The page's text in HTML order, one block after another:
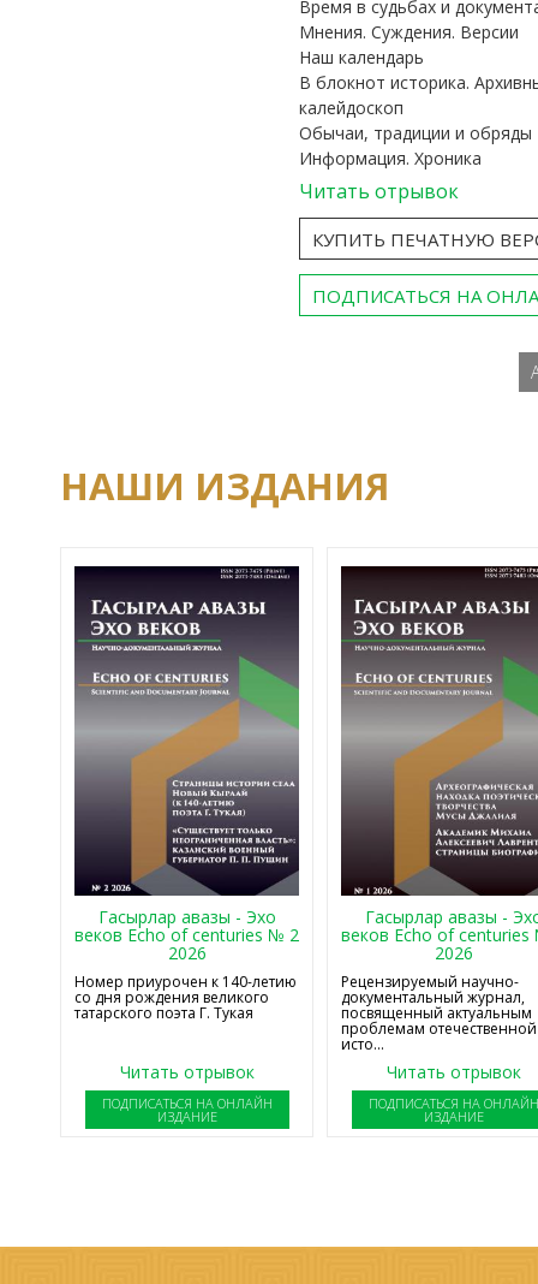
Время в судьбах и
Мнения. Суждения. Версии
Наш календарь
В блокнот историка.
калейдоскоп
Обычаи, традиции и обряды
Информация. Хроника
Читать отрывок
КУПИТЬ ПЕЧАТНУЮ
ПОДПИСАТЬСЯ НА
НАШИ ИЗДАНИЯ
Гасырлар авазы - Эхо
веков Echo of centuries № 2
2026
Номер приурочен к 140-летию
со дня рождения великого
татарского поэта Г. Тукая
Читать отрывок
ПОДПИСАТЬСЯ НА ОНЛАЙН
ИЗДАНИЕ
Гасырлар авазы -
веков Echo of
2026
Рецензируемый научно-
документальный журнал,
посвященный актуальным
проблемам отечественной
исто...
Читать отрывок
ПОДПИСАТЬСЯ НА
ИЗДАНИЕ